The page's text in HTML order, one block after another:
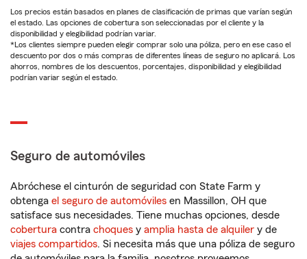
Los precios están basados en planes de clasificación de primas que varían según
el estado. Las opciones de cobertura son seleccionadas por el cliente y la
disponibilidad y elegibilidad podrían variar.
*Los clientes siempre pueden elegir comprar solo una póliza, pero en ese caso el
descuento por dos o más compras de diferentes líneas de seguro no aplicará. Los
ahorros, nombres de los descuentos, porcentajes, disponibilidad y elegibilidad
podrían variar según el estado.
Seguro de automóviles
Abróchese el cinturón de seguridad con State Farm y
obtenga el seguro de automóviles en Massillon, OH que
satisface sus necesidades. Tiene muchas opciones, desde
cobertura contra choques y amplia hasta de alquiler y de
viajes compartidos. Si necesita más que una póliza de seguro